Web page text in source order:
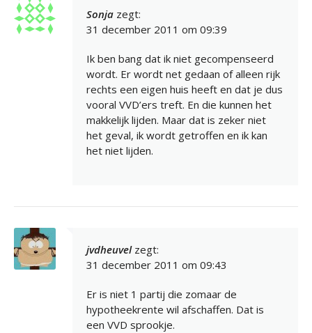
Sonja zegt:
31 december 2011 om 09:39
Ik ben bang dat ik niet gecompenseerd
wordt. Er wordt net gedaan of alleen rijk
rechts een eigen huis heeft en dat je dus
vooral VVD’ers treft. En die kunnen het
makkelijk lijden. Maar dat is zeker niet
het geval, ik wordt getroffen en ik kan
het niet lijden.
jvdheuvel zegt:
31 december 2011 om 09:43
Er is niet 1 partij die zomaar de
hypotheekrente wil afschaffen. Dat is
een VVD sprookje.